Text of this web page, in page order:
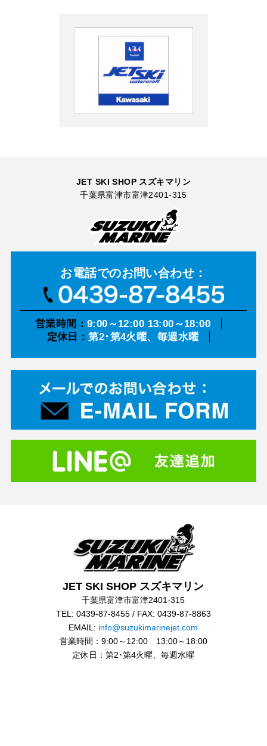
JET SKI SHOP スズキマリン
千葉県富津市富津2401-315
お電話でのお問い合わせ：
営業時間： 9:00～12:00 13:00～18:00
定休日：第2･第4火曜、毎週水曜
JET SKI SHOP スズキマリン
千葉県富津市富津2401-315
TEL: 0439-87-8455 / FAX: 0439-87-8863
EMAIL: info@suzukimarinejet.com
営業時間：9:00～12:00 13:00～18:00
定休日：第2･第4火曜、毎週水曜